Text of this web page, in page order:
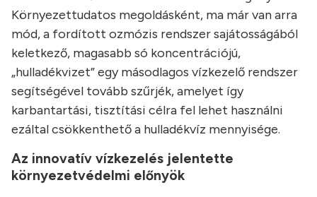
Környezettudatos megoldásként, ma már van arra
mód, a fordított ozmózis rendszer sajátosságából
keletkező, magasabb só koncentrációjú,
„hulladékvizet” egy másodlagos vízkezelő rendszer
segítségével tovább szűrjék, amelyet így
karbantartási, tisztítási célra fel lehet használni
ezáltal csökkenthető a hulladékvíz mennyisége.
Az innovatív vízkezelés jelentette
környezetvédelmi előnyök